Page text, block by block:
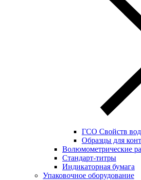
ГСО Свойств
Образцы для
Волюмометрические
Стандарт-титры
Индикаторная бумага
Упаковочное оборудование